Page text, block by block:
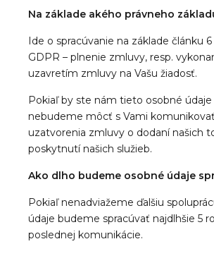
Na základe akého právneho
Ide o spracúvanie na základe článku 6
GDPR – plnenie zmluvy, resp.
uzavretím zmluvy na Vašu žiadosť.
Pokiaľ by ste nám tieto osobné
nebudeme môcť s Vami
uzatvorenia zmluvy o dodaní našich
poskytnutí našich služieb.
Ako dlho budeme osobné údaje
Pokiaľ nenadviažeme ďalšiu
údaje budeme spracúvať najdlhšie 5
poslednej komunikácie.